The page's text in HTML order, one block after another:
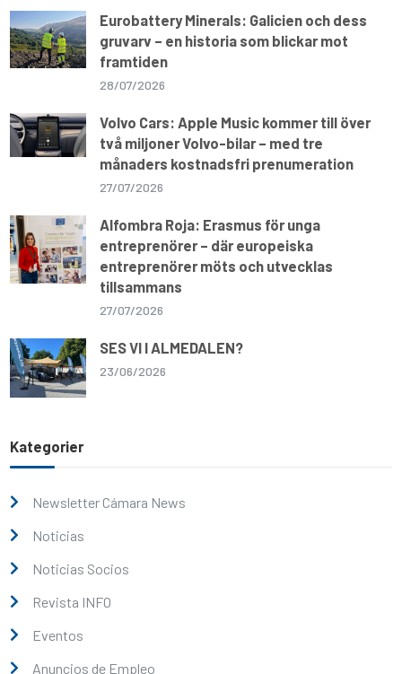
Eurobattery Minerals: Galicien och dess
gruvarv – en historia som blickar mot
framtiden
28/07/2026
Volvo Cars: Apple Music kommer till över
två miljoner Volvo-bilar – med tre
månaders kostnadsfri prenumeration
27/07/2026
Alfombra Roja: Erasmus för unga
entreprenörer – där europeiska
entreprenörer möts och utvecklas
tillsammans
27/07/2026
SES VI I ALMEDALEN?
23/06/2026
Kategorier
Newsletter Cámara News
Noticias
Noticias Socios
Revista INFO
Eventos
Anuncios de Empleo